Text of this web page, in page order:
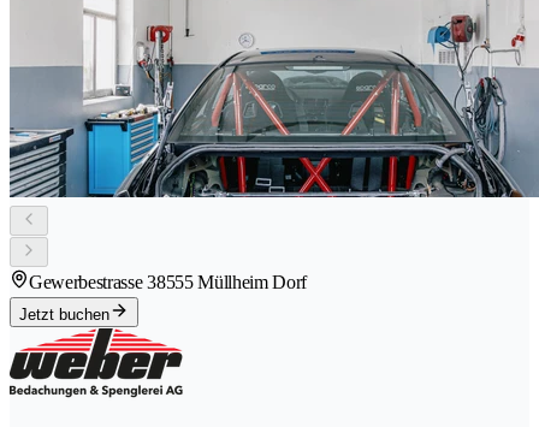
Gewerbestrasse 38555 Müllheim Dorf
Jetzt buchen